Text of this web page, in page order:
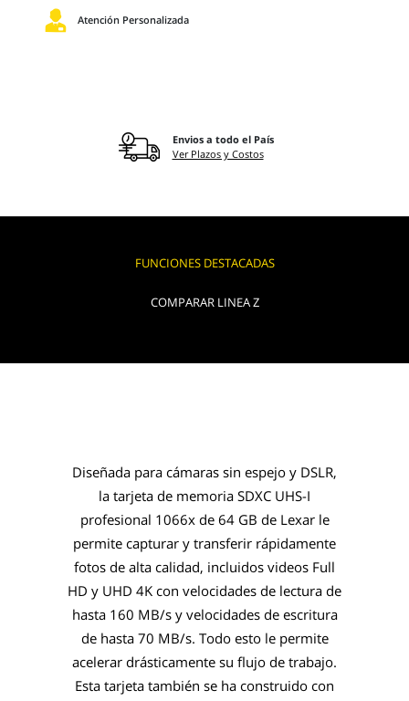
Atención Personalizada
Envios a todo el País
Ver Plazos y Costos
FUNCIONES DESTACADAS
COMPARAR LINEA Z
Diseñada para cámaras sin espejo y DSLR,
la tarjeta de memoria SDXC UHS-I
profesional 1066x de 64 GB de Lexar le
permite capturar y transferir rápidamente
fotos de alta calidad, incluidos videos Full
HD y UHD 4K con velocidades de lectura de
hasta 160 MB/s y velocidades de escritura
de hasta 70 MB/s. Todo esto le permite
acelerar drásticamente su flujo de trabajo.
Esta tarjeta también se ha construido con